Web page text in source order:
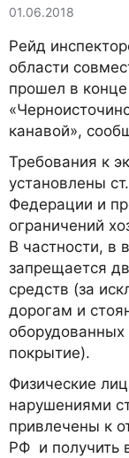
01.06.2018
Рейд
области
прошел в
канавой»,
Требования к
установлены
Федерации и
ограничений
В частности, в
запрещается
средств (за
дорогам и
покрытие).
Физические
нарушениями
привлечены к
РФ и получить